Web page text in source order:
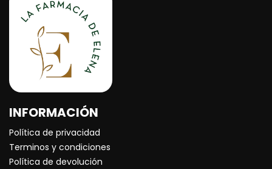
INFORMACIÓN
Política de privacidad
Terminos y condiciones
Política de devolución